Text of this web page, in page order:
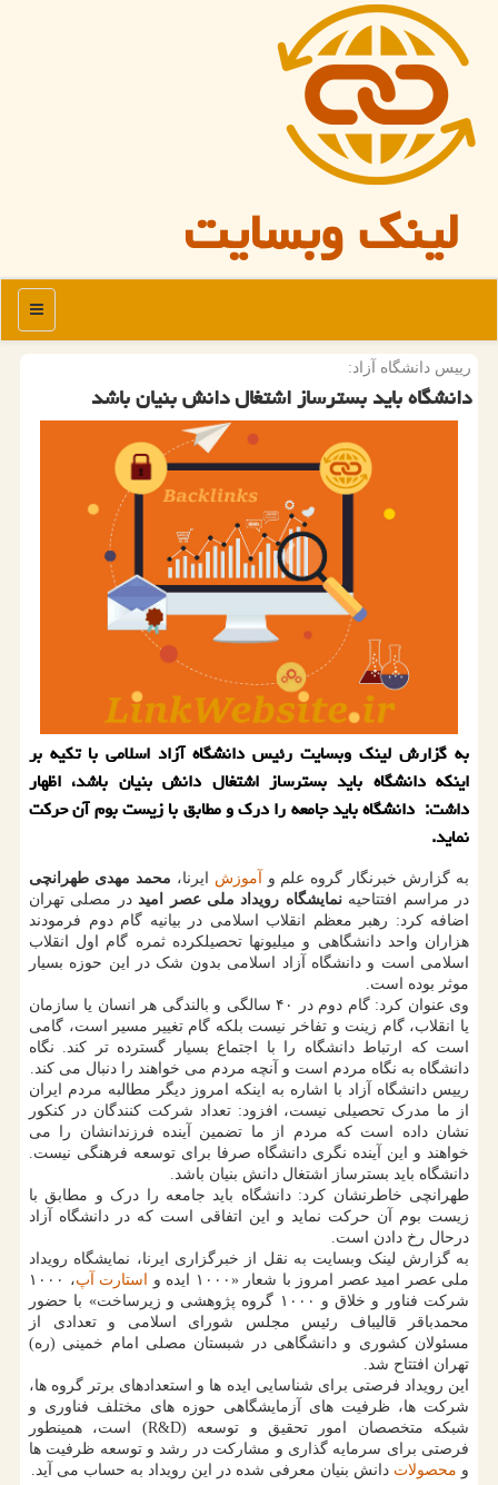
لینک وبسایت
منو
رییس دانشگاه آزاد:
دانشگاه باید بسترساز اشتغال دانش بنیان باشد
به گزارش لینک وبسایت رئیس دانشگاه آزاد اسلامی با تکیه بر
اینکه دانشگاه باید بسترساز اشتغال دانش بنیان باشد، اظهار
داشت: دانشگاه باید جامعه را درک و مطابق با زیست بوم آن حرکت
نماید.
به گزارش خبرنگار گروه علم و آموزش ایرنا، محمد مهدی طهرانچی
در مراسم افتتاحیه نمایشگاه رویداد ملی عصر امیددر مصلی تهران
اضافه کرد: رهبر معظم انقلاب اسلامی در بیانیه گام دوم فرمودند
هزاران واحد دانشگاهی و میلیونها تحصیلکرده ثمره گام اول انقلاب
اسلامی است و دانشگاه آزاد اسلامی بدون شک در این حوزه بسیار
موثر بوده است.
وی عنوان کرد: گام دوم در ۴۰ سالگی و بالندگی هر انسان یا سازمان
یا انقلاب، گام زینت و تفاخر نیست بلکه گام تغییر مسیر است، گامی
است که ارتباط دانشگاه را با اجتماع بسیار گسترده تر کند. نگاه
دانشگاه به نگاه مردم است و آنچه مردم می خواهند را دنبال می کند.
رییس دانشگاه آزاد با اشاره به اینکه امروز دیگر مطالبه مردم ایران
از ما مدرک تحصیلی نیست، افزود: تعداد شرکت کنندگان در کنکور
نشان داده است که مردم از ما تضمین آینده فرزندانشان را می
خواهند و این آینده نگری دانشگاه صرفا برای توسعه فرهنگی نیست.
دانشگاه باید بسترساز اشتغال دانش بنیان باشد.
طهرانچی خاطرنشان کرد: دانشگاه باید جامعه را درک و مطابق با
زیست بوم آن حرکت نماید و این اتفاقی است که در دانشگاه آزاد
درحال رخ دادن است.
به گزارش لینک وبسایت به نقل از خبرگزاری ایرنا، نمایشگاه رویداد
ملی عصر امید عصر امروز با شعار «۱۰۰۰ ایده و
استارت آپ
، ۱۰۰۰
شرکت فناور و خلاق و ۱۰۰۰ گروه پژوهشی و زیرساخت» با حضور
محمدباقر قالیباف رئیس مجلس شورای اسلامی و تعدادی از
مسئولان کشوری و دانشگاهی در شبستان مصلی امام خمینی (ره)
تهران افتتاح شد.
این رویداد فرصتی برای شناسایی ایده ها و استعدادهای برتر گروه ها،
شرکت ها، ظرفیت های آزمایشگاهی حوزه های مختلف فناوری و
شبکه متخصصان امور تحقیق و توسعه (R&D) است، همینطور
فرصتی برای سرمایه گذاری و مشارکت در رشد و توسعه ظرفیت ها
و محصولات دانش بنیان معرفی شده در این رویداد به حساب می آید.